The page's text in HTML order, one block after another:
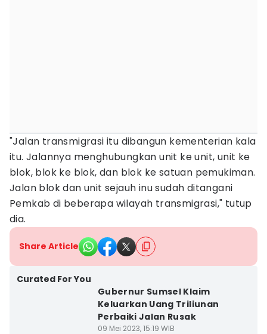
"Jalan transmigrasi itu dibangun kementerian kala
itu. Jalannya menghubungkan unit ke unit, unit ke
blok, blok ke blok, dan blok ke satuan pemukiman.
Jalan blok dan unit sejauh inu sudah ditangani
Pemkab di beberapa wilayah transmigrasi," tutup
dia.
Share Article
Curated For You
Gubernur Sumsel Klaim
Keluarkan Uang Triliunan
Perbaiki Jalan Rusak
09 Mei 2023, 15:19 WIB